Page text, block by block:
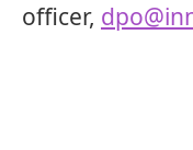
officer,